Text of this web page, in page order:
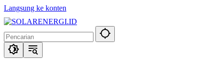
Langsung ke konten